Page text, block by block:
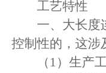
工艺特性
一、大长度连
控制性的，这涉
（1）生产工